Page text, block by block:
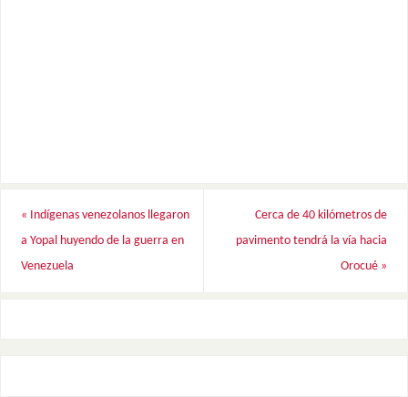
« Indígenas venezolanos llegaron
a Yopal huyendo de la guerra en
Venezuela
Cerca de 40 kilómetros de
pavimento tendrá la vía hacia
Orocué »